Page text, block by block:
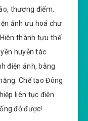
thương điếm,
ảnh ưu hoá chư
thành tựu thế
huyễn tác
điện ảnh, bằng
Chế tạo Đông
liên tục điện
đở được!